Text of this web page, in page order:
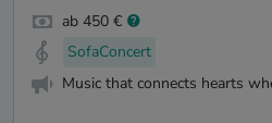
ab 450 €
SofaConcert
Music that connects hearts